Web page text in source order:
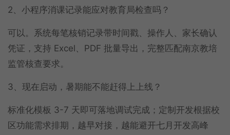
2、小程序消课记录能应对教育局检查吗？
可以。系统每笔核销记录带时间戳、操作人、家长确认
凭证，支持 Excel、PDF 批量导出，完整匹配南京教培
监管核查要求。
3、现在启动，暑期能不能赶得上上线？
标准化模板 3-7 天即可落地调试完成；定制开发根据校
区功能需求排期，越早对接，越能避开七月开发高峰